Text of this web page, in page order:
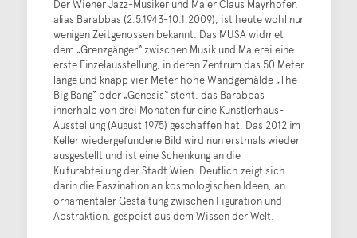
Der Wiener Jazz-Musiker und Maler Claus Mayrhofer,
alias Barabbas (2.5.1943-10.1.2009), ist heute wohl nur
wenigen Zeitgenossen bekannt. Das MUSA widmet
dem „Grenzgänger“ zwischen Musik und Malerei eine
erste Einzelausstellung, in deren Zentrum das 50 Meter
lange und knapp vier Meter hohe Wandgemälde „The
Big Bang“ oder „Genesis“ steht, das Barabbas
innerhalb von drei Monaten für eine Künstlerhaus-
Ausstellung (August 1975) geschaffen hat. Das 2012 im
Keller wiedergefundene Bild wird nun erstmals wieder
ausgestellt und ist eine Schenkung an die
Kulturabteilung der Stadt Wien. Deutlich zeigt sich
darin die Faszination an kosmologischen Ideen, an
ornamentaler Gestaltung zwischen Figuration und
Abstraktion, gespeist aus dem Wissen der Welt.